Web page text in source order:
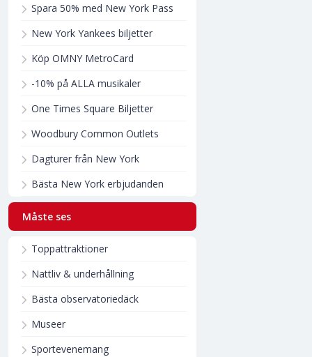
Spara 50% med New York Pass
New York Yankees biljetter
Köp OMNY MetroCard
-10% på ALLA musikaler
One Times Square Biljetter
Woodbury Common Outlets
Dagturer från New York
Bästa New York erbjudanden
Måste ses
Toppattraktioner
Nattliv & underhållning
Bästa observatoriedäck
Museer
Sportevenemang